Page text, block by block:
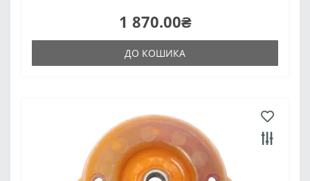
1 870.00₴
ДО КОШИКА